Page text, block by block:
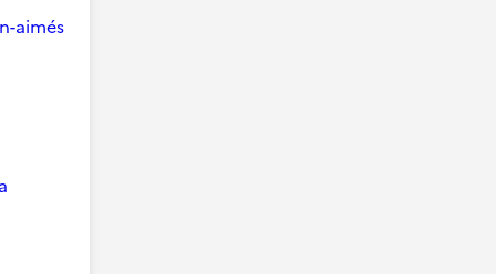
aimés